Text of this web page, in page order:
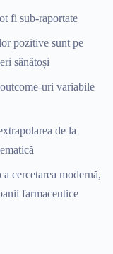
fi sub-raportate
pozitive sunt pe
sănătoși
uri variabile
de la
cercetarea modernă,
farmaceutice